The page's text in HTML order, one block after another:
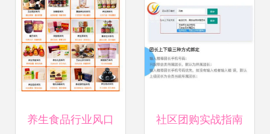
养生食品行业风口 社区团购实战指南